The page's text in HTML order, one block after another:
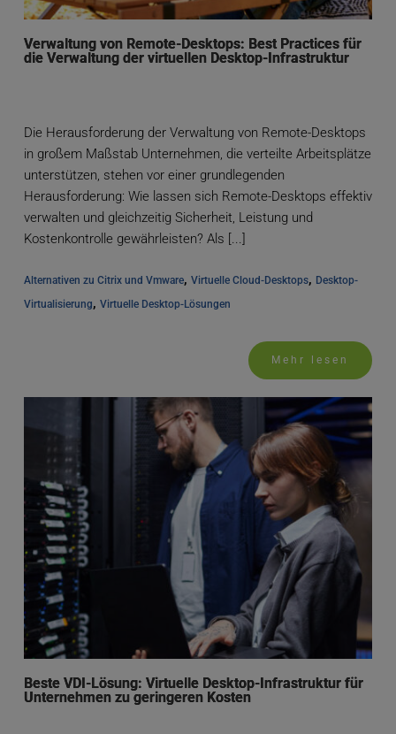
Verwaltung von Remote-Desktops: Best Practices für
die Verwaltung der virtuellen Desktop-Infrastruktur
Die Herausforderung der Verwaltung von Remote-Desktops
in großem Maßstab Unternehmen, die verteilte Arbeitsplätze
unterstützen, stehen vor einer grundlegenden
Herausforderung: Wie lassen sich Remote-Desktops effektiv
verwalten und gleichzeitig Sicherheit, Leistung und
Kostenkontrolle gewährleisten? Als [...]
Alternativen zu Citrix und Vmware, Virtuelle Cloud-Desktops, Desktop-
Virtualisierung, Virtuelle Desktop-Lösungen
Mehr lesen
Beste VDI-Lösung: Virtuelle Desktop-Infrastruktur für
Unternehmen zu geringeren Kosten